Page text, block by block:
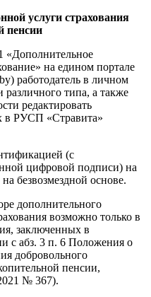
услуги страхования
пенсии
«Дополнительное
на едином портале
работодатель в личном
различного типа, а также
редактировать
в РУСП «Стравита»
(с
цифровой подписи) на
безвозмездной основе.
дополнительного
возможно только в
заключенных в
с абз. 3 п. 6 Положения о
добровольного
пенсии,
№ 367).